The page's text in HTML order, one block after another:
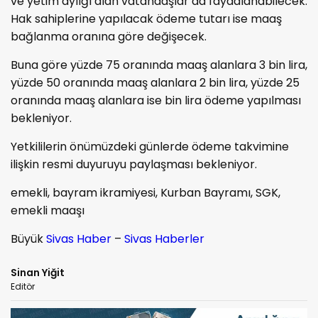
Hak sahiplerine yapılacak ödeme tutarı ise maaş
bağlanma oranına göre değişecek.
Buna göre yüzde 75 oranında maaş alanlara 3 bin lira,
yüzde 50 oranında maaş alanlara 2 bin lira, yüzde 25
oranında maaş alanlara ise bin lira ödeme yapılması
bekleniyor.
Yetkililerin önümüzdeki günlerde ödeme takvimine
ilişkin resmi duyuruyu paylaşması bekleniyor.
emekli, bayram ikramiyesi, Kurban Bayramı, SGK,
emekli maaşı
BüyükSivas Haber – Sivas Haberler
Sinan Yiğit
Editör